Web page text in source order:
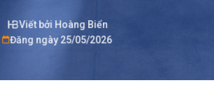
Viết bởi Hoàng Biển
Đăng ngày 25/05/2026